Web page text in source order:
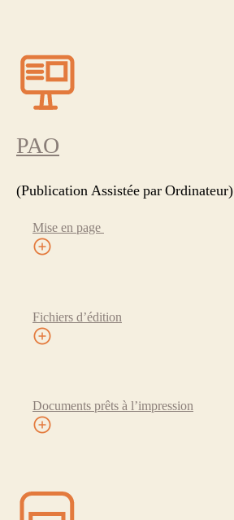
PAO
(Publication Assistée par Ordinateur)
Mise en page
Fichiers d’édition
Documents prêts à l’impression